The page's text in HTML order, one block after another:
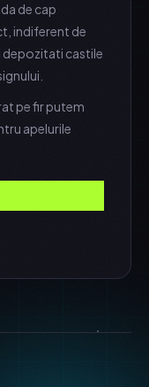
de cap
indiferent de
depozitati castile
pe fir putem
apelurile